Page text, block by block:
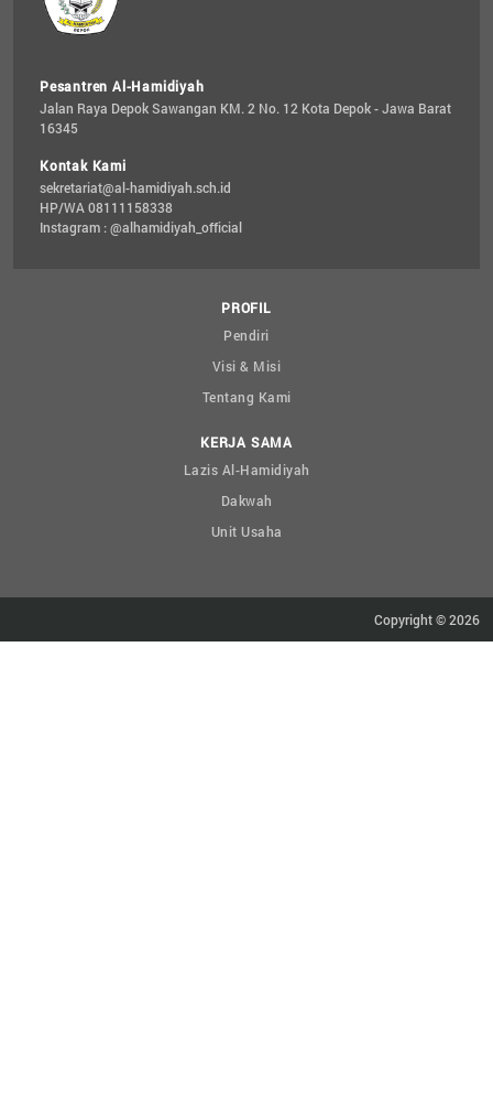
Pesantren Al-Hamidiyah
Jalan Raya Depok Sawangan KM. 2 No. 12 Kota Depok - Jawa Barat
16345
Kontak Kami
sekretariat@al-hamidiyah.sch.id
HP/WA 08111158338
Instagram : @alhamidiyah_official
PROFIL
Pendiri
Visi & Misi
Tentang Kami
KERJA SAMA
Lazis Al-Hamidiyah
Dakwah
Unit Usaha
Copyright © 2026